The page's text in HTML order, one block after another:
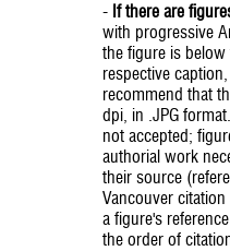
- If there are
with progressive
the figure is
respective
recommend that
dpi, in .JPG
not accepted;
authorial work
their source
Vancouver
a figure's
the order of